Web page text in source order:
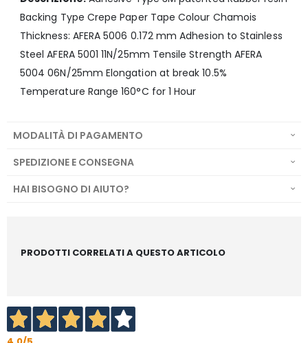
Backing Type Crepe Paper Tape Colour Chamois
Thickness: AFERA 5006 0.172 mm Adhesion to Stainless
Steel AFERA 5001 11N/25mm Tensile Strength AFERA
5004 06N/25mm Elongation at break 10.5%
Temperature Range 160°C for 1 Hour
MODALITÀ DI PAGAMENTO
SPEDIZIONE E CONSEGNA
HAI BISOGNO DI AIUTO?
PRODOTTI CORRELATI A QUESTO ARTICOLO